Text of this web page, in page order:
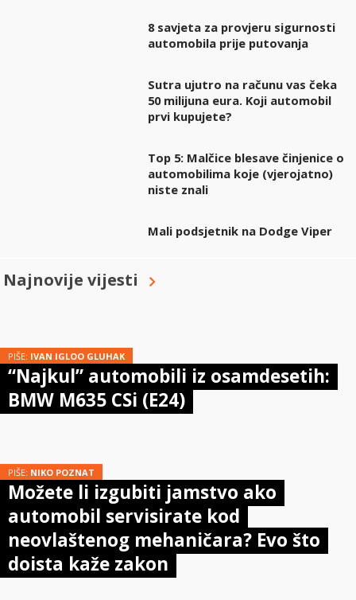
8 savjeta za provjeru sigurnosti
automobila prije putovanja
Sutra ujutro na računu vas čeka
50 milijuna eura. Koji automobil
prvi kupujete?
Top 5: Malčice blesave činjenice o
automobilima koje (vjerojatno)
niste znali
Mali podsjetnik na Dodge Viper
Najnovije vijesti
PIŠE: IVAN IGLOO GLUHAK
“Najkul” automobili iz osamdesetih:
BMW M635 CSi (E24)
PIŠE: NIKO POZNAT
Možete li izgubiti jamstvo ako
automobil servisirate kod
neovlaštenog mehaničara? Evo što
doista kaže zakon